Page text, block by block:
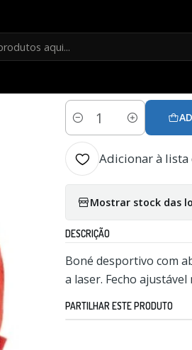
|
Quantidade
Adicionar à
Mostrar stock das
DESCRIÇÃO
Boné desportivo com
a laser. Fecho
PARTILHAR ESTE PRODUTO